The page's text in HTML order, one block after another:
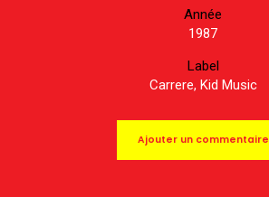
Année
1987
Label
Carrere, Kid Music
Ajouter un commentaire